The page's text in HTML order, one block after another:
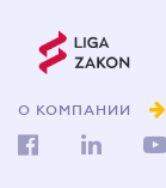
О КОМПАНИИ